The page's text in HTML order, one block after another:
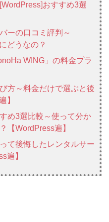
おすすめ3選
ーの口コミ評判～
どうなの？
WING」の料金プラ
方～料金だけで選ぶと後
】
め3選比較～使って分か
【WordPress遍】
て後悔したレンタルサー
遍】